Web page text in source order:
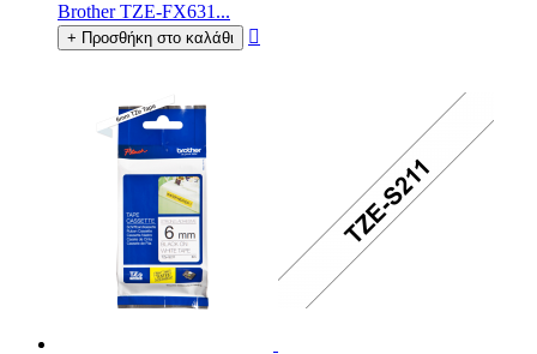
Brother TZE-FX631...
+ Προσθήκη στο καλάθι 